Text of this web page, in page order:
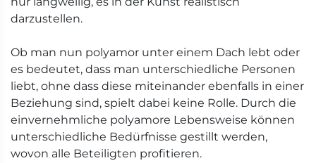
darzustellen.
Ob man nun polyamor unter einem Dach lebt oder
es bedeutet, dass man unterschiedliche Personen
liebt, ohne dass diese miteinander ebenfalls in einer
Beziehung sind, spielt dabei keine Rolle. Durch die
einvernehmliche polyamore Lebensweise können
unterschiedliche Bedürfnisse gestillt werden,
wovon alle Beteiligten profitieren.